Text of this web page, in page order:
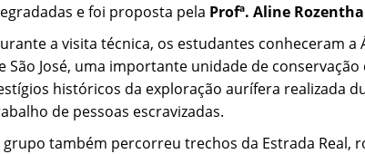
e foi proposta pela Profª. Aline
a visita técnica, os estudantes conheceram a
São José, uma importante unidade de
históricos da exploração aurífera realizada
de pessoas escravizadas.
grupo também percorreu trechos da Estrada